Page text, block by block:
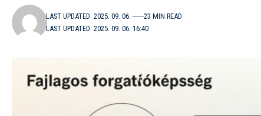
LAST UPDATED: 2025. 09. 06. 16:40
LAST UPDATED: 2025. 09. 06. 23 MIN READ